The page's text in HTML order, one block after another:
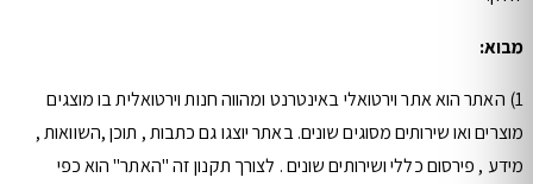
מבוא:
1) האתר הוא אתר וירטואלי באינטרנט ומהווה חנות וירטואלית בו מוצגים
מוצרים ואו שירותים מסוגים שונים. באתר יוצגו גם כתבות , תוכן ,השוואות ,
מידע , פירסום כללי ושירותים שונים . לצורך תקנון זה "האתר" הוא כפי